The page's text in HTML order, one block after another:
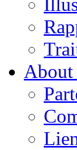
About